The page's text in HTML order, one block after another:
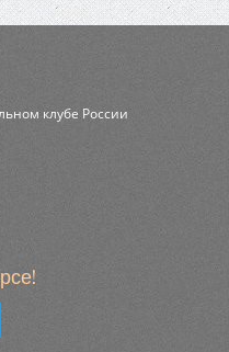
клубе России